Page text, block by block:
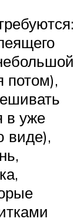
потом),
в уже
виде),